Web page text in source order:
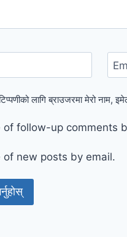
लागि ब्राउजरमा मेरो नाम,
of follow-up comments
of new posts by email.